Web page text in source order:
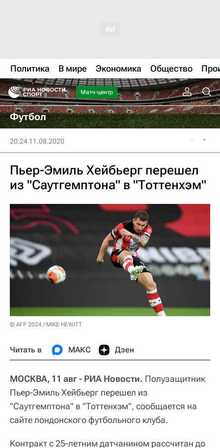
Политика В мире Экономика Общество
Матч-центр
Футбол
20:24 11.08.2020
Пьер-Эмиль Хейбьерг перешел
из "Саутгемптона" в "Тоттенхэм"
© AFP 2024 / MIKE HEWITT
Читать в МАКС Дзен
МОСКВА, 11 авг - РИА Новости. Полузащитник
Пьер-Эмиль Хейбьерг перешел из
"Саутгемптона" в "Тоттенхэм", сообщается на
сайте лондонского футбольного клуба.
Контракт с 25-летним датчанином рассчитан до